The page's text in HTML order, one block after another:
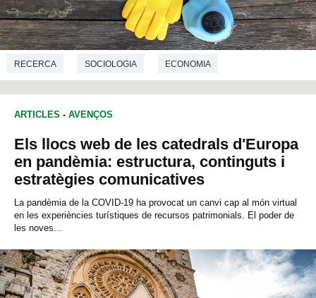
RECERCA SOCIOLOGIA ECONOMIA
ARTICLES - AVENÇOS
Els llocs web de les catedrals d'Europa
en pandèmia: estructura, continguts i
estratègies comunicatives
La pandèmia de la COVID-19 ha provocat un canvi cap al món virtual
en les experiències turístiques de recursos patrimonials. El poder de
les noves...